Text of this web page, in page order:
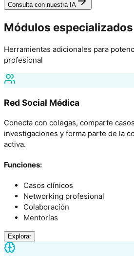
Consulta con nuestra IA
Módulos especializados
Herramientas adicionales para
profesional
Red Social Médica
Conecta con colegas, comparte
investigaciones y forma parte de la
activa.
Funciones:
Casos clínicos
Networking profesional
Colaboración
Mentorías
Explorar